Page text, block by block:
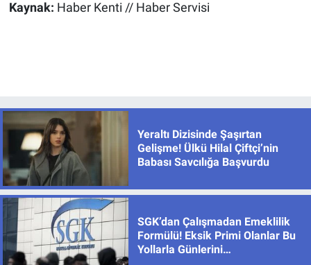
Kaynak: Haber Kenti // Haber Servisi
Yeraltı Dizisinde Şaşırtan
Gelişme! Ülkü Hilal Çiftçi’nin
Babası Savcılığa Başvurdu
SGK’dan Çalışmadan Emeklilik
Formülü! Eksik Primi Olanlar Bu
Yollarla Günlerini